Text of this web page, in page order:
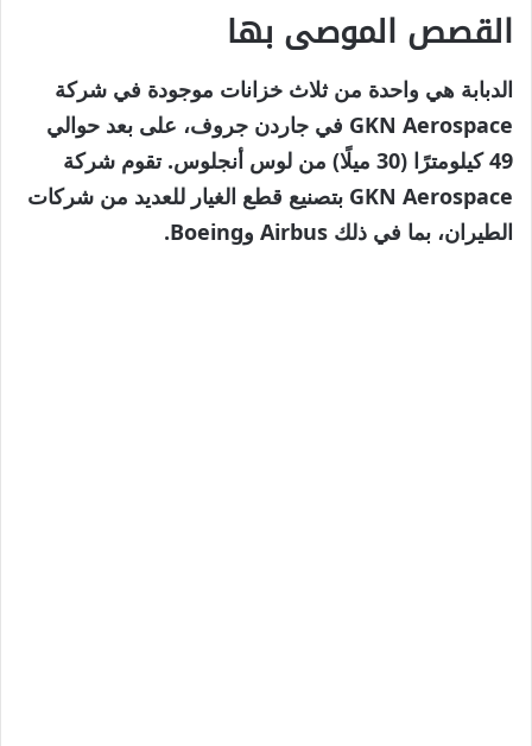
القصص الموصى بها
قائمة
من
3
عناصر
نهاية
القائمة
الدبابة هي واحدة من ثلاث خزانات موجودة في شركة
GKN Aerospace في جاردن جروف، على بعد حوالي
49 كيلومترًا (30 ميلًا) من لوس أنجلوس. تقوم شركة
GKN Aerospace بتصنيع قطع الغيار للعديد من شركات
الطيران، بما في ذلك Airbus وBoeing.